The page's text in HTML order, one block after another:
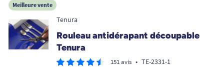
Meilleure vente
Tenura
Rouleau antidérapant découpable
Tenura
151 avis • TE-2331-1